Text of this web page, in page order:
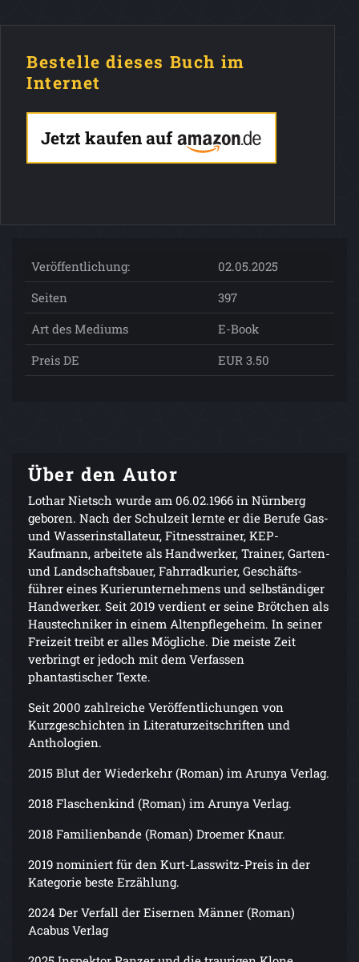
Bestelle dieses Buch im
Internet
Jetzt kaufen auf
Veröffentlichung:
02.05.2025
Seiten
397
Art des Mediums
E-Book
Preis DE
EUR 3.50
Über den Autor
Lothar Nietsch wurde am 06.02.1966 in Nürnberg
geboren. Nach der Schulzeit lernte er die Berufe Gas-
und Wasserinstallateur, Fitnesstrainer, KEP-
Kaufmann, arbeitete als Handwerker, Trainer, Garten-
und Landschaftsbauer, Fahrradkurier, Geschäfts-
führer eines Kurierunternehmens und selbständiger
Handwerker. Seit 2019 verdient er seine Brötchen als
Haustechniker in einem Altenpflegeheim. In seiner
Freizeit treibt er alles Mögliche. Die meiste Zeit
verbringt er jedoch mit dem Verfassen
phantastischer Texte.
Seit 2000 zahlreiche Veröffentlichungen von
Kurzgeschichten in Literaturzeitschriften und
Anthologien.
2015 Blut der Wiederkehr (Roman) im Arunya Verlag.
2018 Flaschenkind (Roman) im Arunya Verlag.
2018 Familienbande (Roman) Droemer Knaur.
2019 nominiert für den Kurt-Lasswitz-Preis in der
Kategorie beste Erzählung.
2024 Der Verfall der Eisernen Männer (Roman)
Acabus Verlag